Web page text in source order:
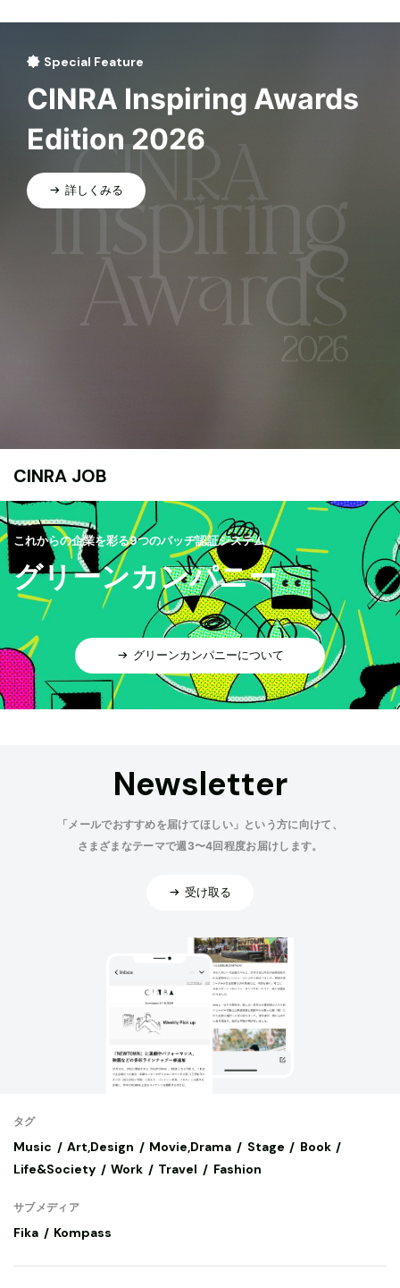
Special Feature
CINRA Inspiring Awards
Edition 2026
詳しくみる
CINRA JOB
これからの企業を彩る9つのバッヂ認証システム
グリーンカンパニー
グリーンカンパニーについて
Newsletter
「メールでおすすめを届けてほしい」という方に向けて、
さまざまなテーマで週3〜4回程度お届けします。
受け取る
タグ
Music Art,Design Movie,Drama Stage
Book
Life&Society
Work Travel Fashion
サブメディア
Fika Kompass